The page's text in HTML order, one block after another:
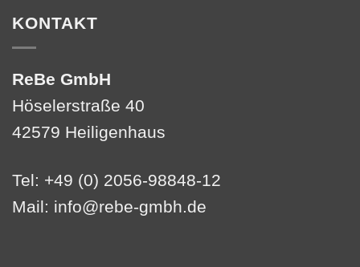
KONTAKT
ReBe GmbH
Höselerstraße 40
42579 Heiligenhaus
Tel: +49 (0) 2056-98848-12
Mail: info@rebe-gmbh.de